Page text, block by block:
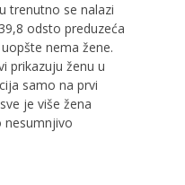
trenutno se nalazi
odsto preduzeća
nema žene.
prikazuju ženu u
samo na prvi
je više žena
nesumnjivo